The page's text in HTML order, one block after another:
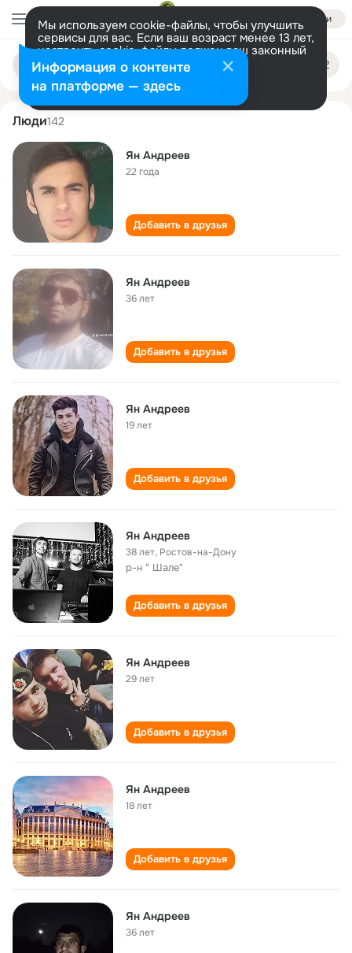
Войти
Мы используем cookie-файлы, чтобы улучшить
сервисы для вас. Если ваш возраст менее 13 лет,
настроить cookie-файлы должен ваш законный
представитель. Больше информации
Разрешить все Настроить
Поиск
людям
yan andreev
Люди142
Ян Андреев
22 года
Добавить в друзья
Ян Андреев
36 лет
Добавить в друзья
Ян Андреев
19 лет
Добавить в друзья
Ян Андреев
38 лет, Ростов-на-Дону
р-н " Шале"
Добавить в друзья
Ян Андреев
29 лет
Добавить в друзья
Ян Андреев
18 лет
Добавить в друзья
Ян Андреев
36 лет
Информация о контенте
на платформе — здесь